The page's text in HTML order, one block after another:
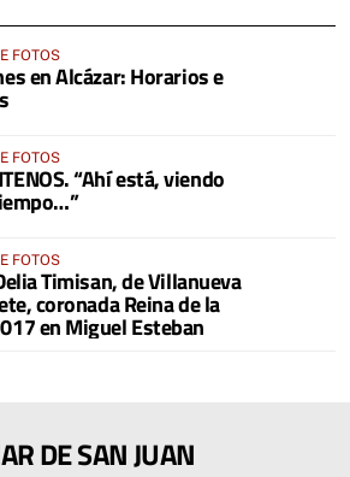
FOTOS
en Alcázar: Horarios e
FOTOS
“Ahí está, viendo
FOTOS
Timisan, de Villanueva
coronada Reina de la
en Miguel Esteban
DE SAN JUAN